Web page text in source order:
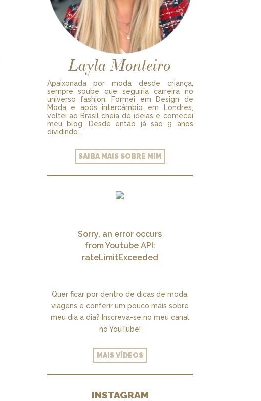
Layla Monteiro
Apaixonada por moda desde criança,
sempre soube que seguiria carreira no
universo fashion. Formei em Design de
Moda e após intercâmbio em Londres,
voltei ao Brasil cheia de ideias e comecei
meu blog. Desde então já são 9 anos
dividindo...
SAIBA MAIS SOBRE MIM
Sorry, an error occurs
from Youtube API:
rateLimitExceeded
Quer ficar por dentro de dicas de moda,
viagens e conferir um pouco mais sobre
meu dia a dia? Inscreva-se no meu canal
no YouTube!
MAIS VÍDEOS
INSTAGRAM